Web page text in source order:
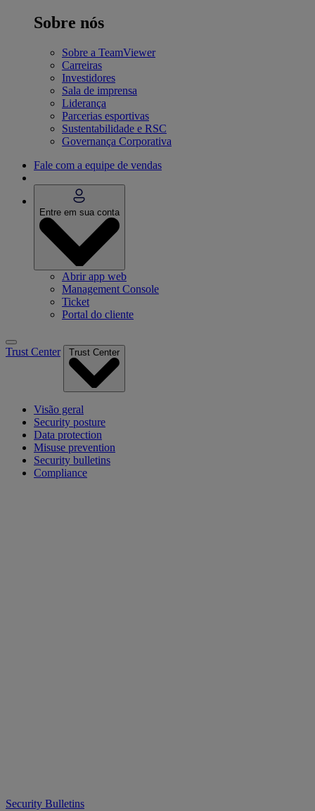
Sobre nós
Sobre a TeamViewer
Carreiras
Investidores
Sala de imprensa
Liderança
Parcerias esportivas
Sustentabilidade e RSC
Governança Corporativa
Fale com a equipe de vendas
Entre em sua conta
Abrir app web
Management Console
Ticket
Portal do cliente
Trust Center Trust Center
Visão geral
Security posture
Data protection
Misuse prevention
Security bulletins
Compliance
Security Bulletins